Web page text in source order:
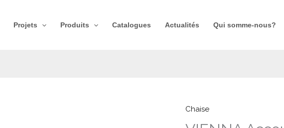
Projets Produits​ Catalogues Actualités Qui somme-nous?​
Chaise
quantité
de